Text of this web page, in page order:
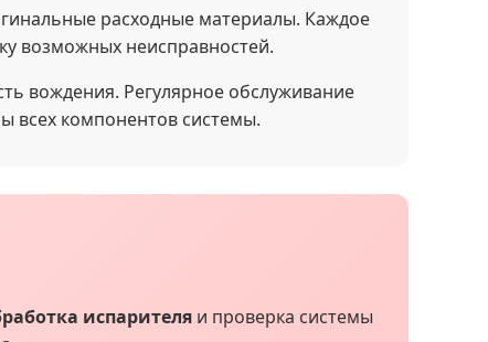
расходные материалы. Каждое
возможных неисправностей.
вождения. Регулярное обслуживание
всех компонентов системы.
испарителяи проверка системы